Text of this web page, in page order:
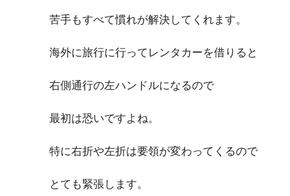
苦手もすべて慣れが解決してくれます。
海外に旅行に行ってレンタカーを借りると
右側通行の左ハンドルになるので
最初は恐いですよね。
特に右折や左折は要領が変わってくるので
とても緊張します。